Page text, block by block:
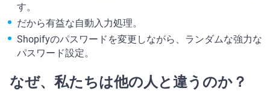
す。
だから有益な自動入力処理。
Shopifyのパスワードを変更しながら、ランダムな強力な
パスワード設定。
なぜ、私たちは他の人と違うのか？